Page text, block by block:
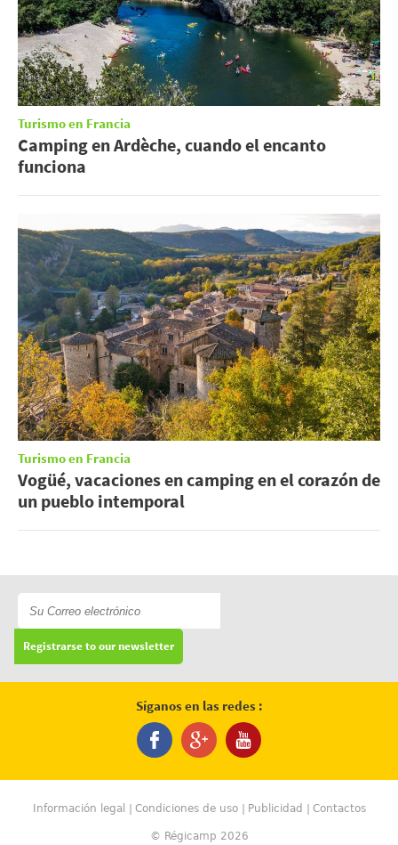
Turismo en Francia
Camping en Ardèche, cuando el encanto
funciona
Turismo en Francia
Vogüé, vacaciones en camping en el corazón de
un pueblo intemporal
Registrarse to our newsletter
Síganos en las redes :
Información legal Condiciones de uso Publicidad Contactos
© Régicamp 2026